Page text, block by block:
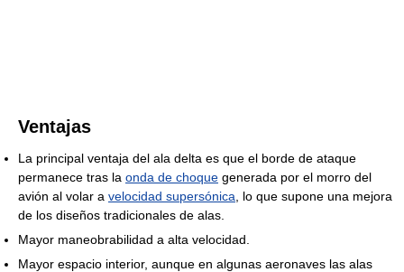
Ventajas
La principal ventaja del ala delta es que el borde de ataque
permanece tras la onda de choque generada por el morro del
avión al volar a velocidad supersónica , lo que supone una mejora
de los diseños tradicionales de alas.
Mayor maneobrabilidad a alta velocidad.
Mayor espacio interior, aunque en algunas aeronaves las alas